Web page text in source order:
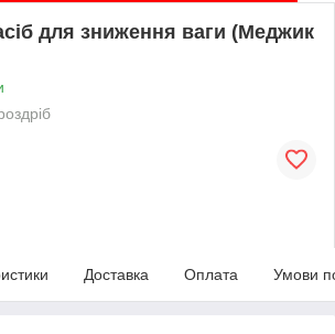
для зниження ваги (Меджик
Доставка Оплата Умови